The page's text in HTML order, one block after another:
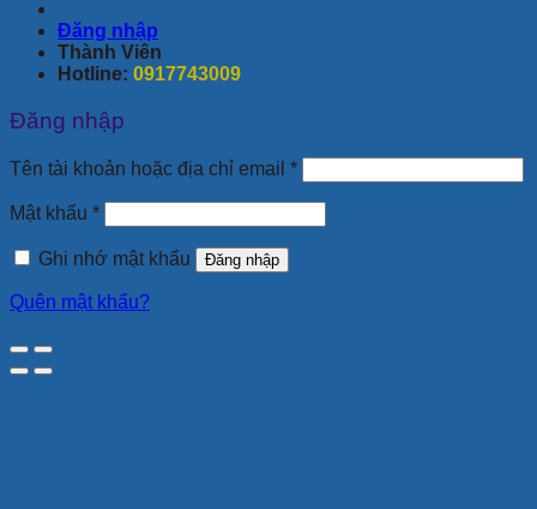
Đăng nhập
Thành Viên
Hotline: 0917743009
Đăng nhập
Tên tài khoản hoặc địa chỉ email *Bắt
buộc
Mật khẩu *Bắt
buộc
Ghi nhớ mật khẩu
Đăng nhập
Quên mật khẩu?